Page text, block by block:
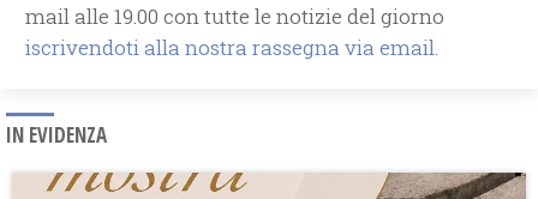
mail alle 19.00 con tutte le notizie del giorno
iscrivendoti alla nostra rassegna via email.
IN EVIDENZA